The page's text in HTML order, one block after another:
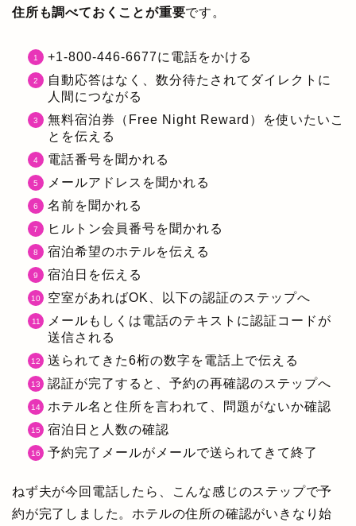
住所も調べておくことが重要です。
+1-800-446-6677に電話をかける
自動応答はなく、数分待たされてダイレクトに
人間につながる
無料宿泊券（Free Night Reward）を使いたいこ
とを伝える
電話番号を聞かれる
メールアドレスを聞かれる
名前を聞かれる
ヒルトン会員番号を聞かれる
宿泊希望のホテルを伝える
宿泊日を伝える
空室があればOK、以下の認証のステップへ
メールもしくは電話のテキストに認証コードが
送信される
送られてきた6桁の数字を電話上で伝える
認証が完了すると、予約の再確認のステップへ
ホテル名と住所を言われて、問題がないか確認
宿泊日と人数の確認
予約完了メールがメールで送られてきて終了
ねず夫が今回電話したら、こんな感じのステップで予
約が完了しました。ホテルの住所の確認がいきなり始